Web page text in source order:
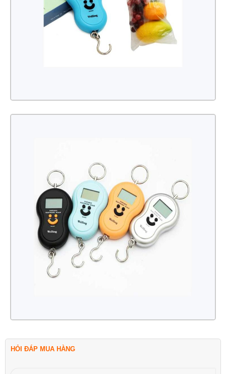
HỎI ĐÁP MUA HÀNG